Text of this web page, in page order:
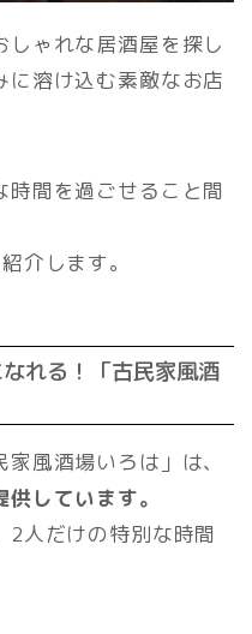
ゃれな居酒屋を探し
に溶け込む素敵なお店
間を過ごせること間
介します。
れる！「古民家風酒
風酒場いろは」は、
しています。
2人だけの特別な時間